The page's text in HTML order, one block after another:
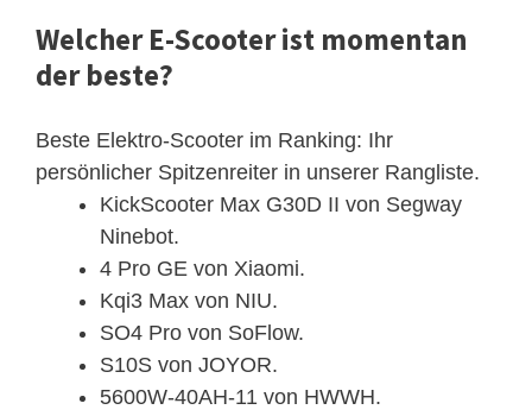
Welcher E-Scooter ist momentan
der beste?
Beste Elektro-Scooter im Ranking: Ihr
persönlicher Spitzenreiter in unserer Rangliste.
KickScooter Max G30D II von Segway
Ninebot.
4 Pro GE von Xiaomi.
Kqi3 Max von NIU.
SO4 Pro von SoFlow.
S10S von JOYOR.
‎5600W-40AH-11 von HWWH.